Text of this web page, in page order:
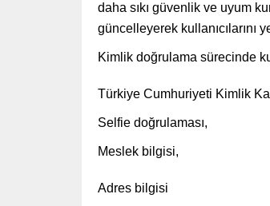
daha sıkı güvenlik ve uyum
güncelleyerek
Kimlik doğrulama sürecinde
Türkiye Cumhuriyeti Kimlik
Selfie doğrulaması,
Meslek bilgisi,
Adres bilgisi